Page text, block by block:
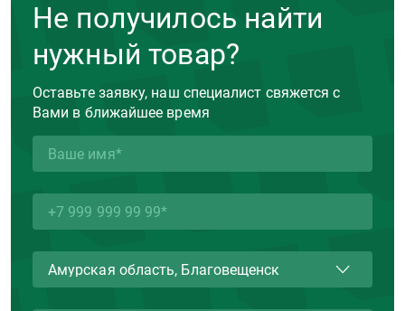
Не получилось найти
нужный товар?
Оставьте заявку, наш специалист свяжется с
Вами в ближайшее время